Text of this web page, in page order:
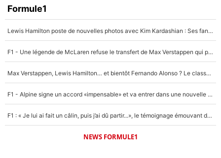
Formule1
Lewis Hamilton poste de nouvelles photos avec Kim Kardashian : Ses fans le voient déjà redevenir champion du monde de F1 grâce à elle !
F1 - Une légende de McLaren refuse le transfert de Max Verstappen qui pourrait «faire des vagues» et plomber l'ambiance dans l'équipe
Max Verstappen, Lewis Hamilton… et bientôt Fernando Alonso ? Le classement des pilotes les mieux payés en Formule 1 risque de changer !
F1 - Alpine signe un accord «impensable» et va entrer dans une nouvelle dimension : Grande nouvelle pour Pierre Gasly !
F1 : « Je lui ai fait un câlin, puis j’ai dû partir...», le témoignage émouvant de Max Verstappen sur sa fille
NEWS FORMULE1